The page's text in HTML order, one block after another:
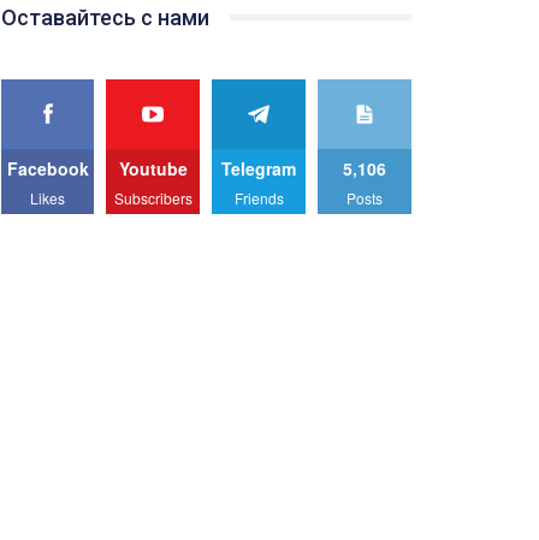
Оставайтесь с нами
Facebook
Likes
Youtube
Subscribers
Telegram
Friends
5,106
Posts